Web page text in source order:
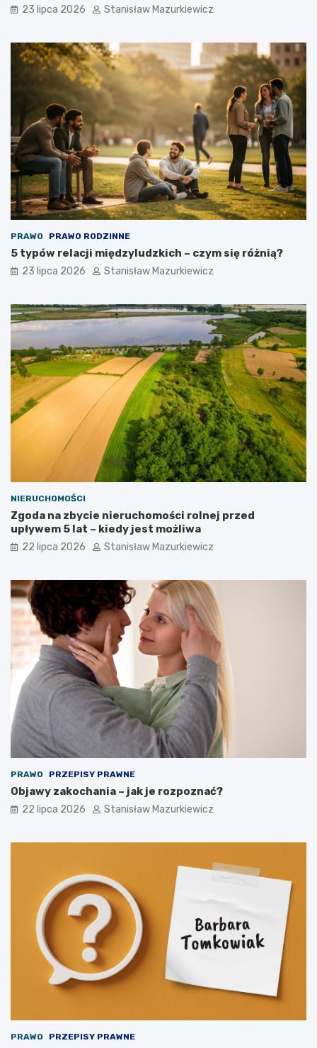
23 lipca 2026 Stanisław Mazurkiewicz
PRAWO PRAWO RODZINNE
5 typów relacji międzyludzkich – czym się różnią?
23 lipca 2026 Stanisław Mazurkiewicz
NIERUCHOMOŚCI
Zgoda na zbycie nieruchomości rolnej przed
upływem 5 lat – kiedy jest możliwa
22 lipca 2026 Stanisław Mazurkiewicz
PRAWO PRZEPISY PRAWNE
Objawy zakochania – jak je rozpoznać?
22 lipca 2026 Stanisław Mazurkiewicz
PRAWO PRZEPISY PRAWNE